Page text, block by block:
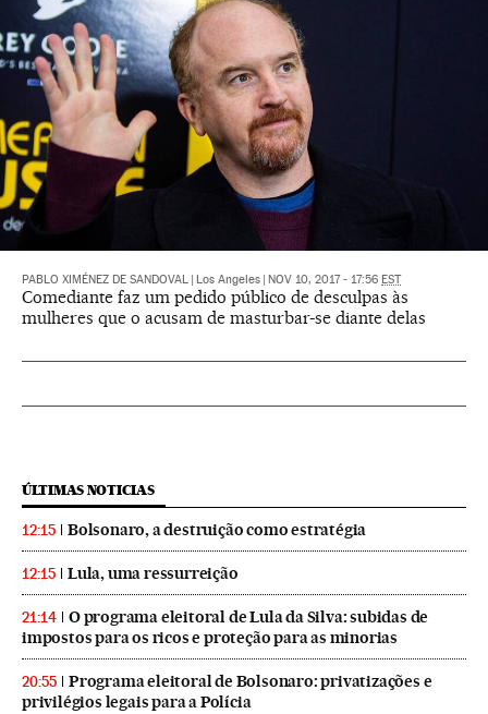
PABLO XIMÉNEZ DE SANDOVAL Los Angeles NOV 10, 2017 - 17:56 EST
Comediante faz um pedido público de desculpas às
mulheres que o acusam de masturbar-se diante delas
ÚLTIMAS NOTICIAS
12:15 Bolsonaro, a destruição como estratégia
12:15 Lula, uma ressurreição
21:14
O programa eleitoral de Lula da Silva: subidas de
impostos para os ricos e proteção para as minorias
20:55
Programa eleitoral de Bolsonaro: privatizações e
privilégios legais para a Polícia